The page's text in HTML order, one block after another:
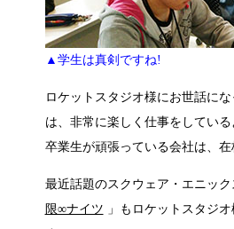
▲学生は真剣ですね!
ロケットスタジオ様にお世話に
は、非常に楽しく仕事をしている
卒業生が頑張っている会社は、
最近話題のスクウェア・エニック
限∞ナイツ
」もロケットスタジ